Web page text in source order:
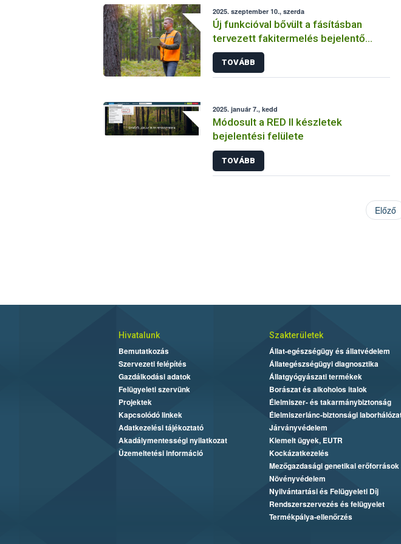
2025. szeptember 10., szerda
Új funkcióval bővült a fásításban
tervezett fakitermelés bejelentő
rendszere
TOVÁBB
2025. január 7., kedd
Módosult a RED II készletek
bejelentési felülete
TOVÁBB
Előző
Hivatalunk
Bemutatkozás
Szervezeti felépítés
Gazdálkodási adatok
Felügyeleti szervünk
Projektek
Kapcsolódó linkek
Adatkezelési tájékoztató
Akadálymentességi nyilatkozat
Üzemeltetési információ
Szakterületek
Állat-egészségügy és állatvédelem
Állategészségügyi diagnosztika
Állatgyógyászati termékek
Borászat és alkoholos italok
Élelmiszer- és takarmánybiztonság
Élelmiszerlánc-biztonsági
Járványvédelem
Kiemelt ügyek, EUTR
Kockázatkezelés
Mezőgazdasági genetikai erőforrások
Növényvédelem
Nyilvántartási és Felügyeleti Díj
Rendszerszervezés és felügyelet
Termékpálya-ellenőrzés